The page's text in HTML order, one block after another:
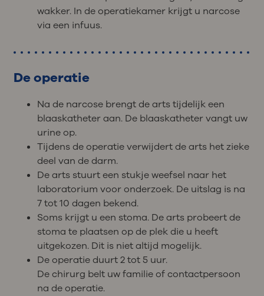
wakker. In de operatiekamer krijgt u narcose
via een infuus.
De operatie
Na de narcose brengt de arts tijdelijk een
blaaskatheter aan. De blaaskatheter vangt uw
urine op.
Tijdens de operatie verwijdert de arts het zieke
deel van de darm.
De arts stuurt een stukje weefsel naar het
laboratorium voor onderzoek. De uitslag is na
7 tot 10 dagen bekend.
Soms krijgt u een stoma. De arts probeert de
stoma te plaatsen op de plek die u heeft
uitgekozen. Dit is niet altijd mogelijk.
De operatie duurt 2 tot 5 uur.
De chirurg belt uw familie of contactpersoon
na de operatie.